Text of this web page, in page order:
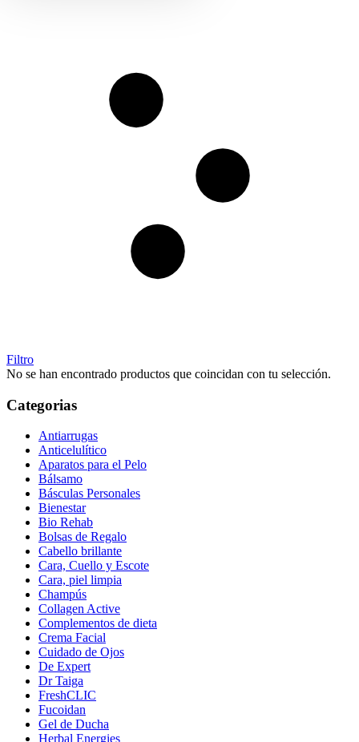
Filtro
No se han encontrado productos que coincidan con tu selección.
Categorias
Antiarrugas
Anticelulítico
Aparatos para el Pelo
Bálsamo
Básculas Personales
Bienestar
Bio Rehab
Bolsas de Regalo
Cabello brillante
Cara, Cuello y Escote
Cara, piel limpia
Champús
Collagen Active
Complementos de dieta
Crema Facial
Cuidado de Ojos
De Expert
Dr Taiga
FreshCLIC
Fucoidan
Gel de Ducha
Herbal Energies